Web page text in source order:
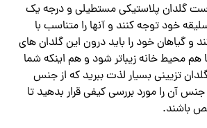
گلدان پلاستیکی مستطیلی و درجه یک
خود توجه کنند و آنها را متناسب با
و گیاهان خود را باید درون این گلدان های
هم محیط خانه زیباتر شود و هم اینکه شما
تزیینی بسیار لذت ببرید که از جنس
آن را مورد بررسی کیفی قرار بدهید تا
باشند.